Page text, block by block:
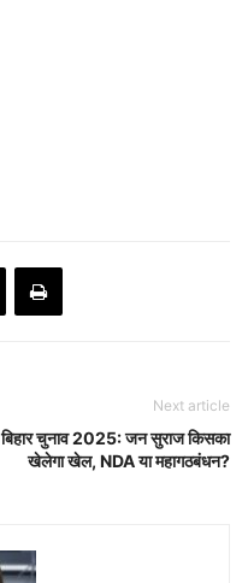
Next article
बिहार चुनाव 2025: जन सुराज किसका
खेलेगा खेल, NDA या महागठबंधन?